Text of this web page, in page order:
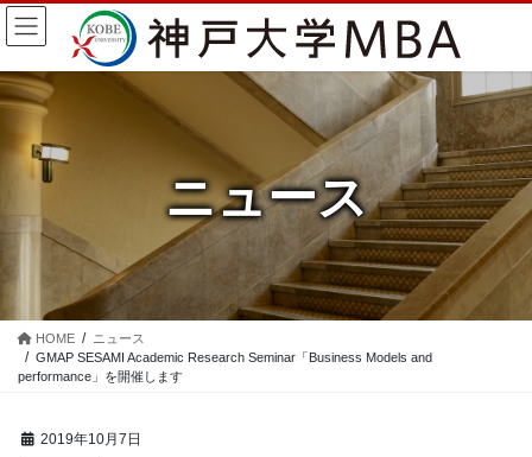
コ
ン
ン
ナ
ビ
ー
ニュース
HOME
ニュース
GMAP SESAMI Academic Research Seminar「Business Models and
performance」を開催します
2019年10月7日